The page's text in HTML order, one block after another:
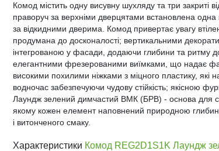
Комод містить одну висувну шухляду та три закриті
праворуч за верхніми дверцятами встановлена одна
за відкидними дверима. Комод привертає увагу
продумана до досконалості; вертикальними
інтегрованою у фасади, додаючи глибини та ритму до
елегантними фрезерованими виїмками, що надає
високими похилими ніжками з міцного пластику, які
водночас забезпечуючи чудову стійкість; якісною
Лаундж зелений димчастий ВМК (БРВ) - основа для
якому кожен елемент наповнений природною
і витонченого смаку.
Характеристики Комод REG2D1S1K Лаундж